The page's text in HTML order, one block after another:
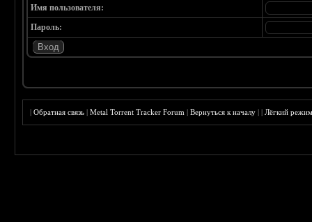
Имя пользователя:
Пароль:
|Обратная связь |Metal Torrent Tracker Forum |Вернуться к началу ||Лёгкий